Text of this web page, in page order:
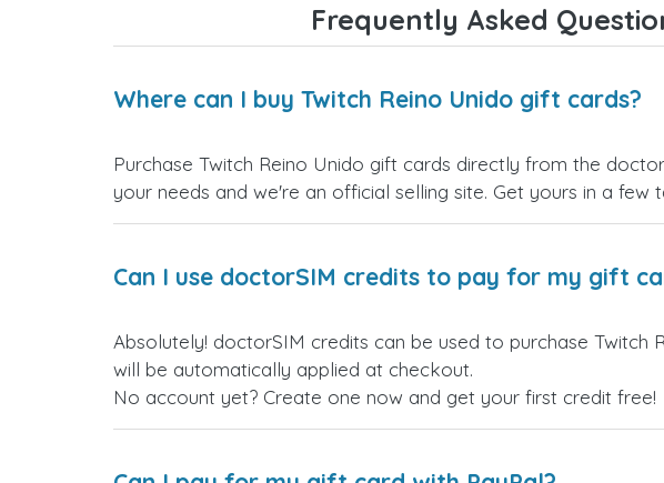
Frequently Asked
Where can I buy Twitch Reino Unido gift cards?
Purchase Twitch Reino Unido gift cards directly from the
your needs and we're an official selling site. Get yours in a few
Can I use doctorSIM credits to pay for my gift
Absolutely! doctorSIM credits can be used to purchase
will be automatically applied at checkout.
No account yet? Create one now and get your first credit free!